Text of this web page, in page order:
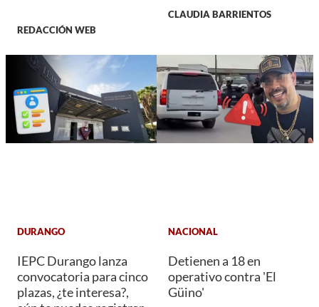
REDACCIÓN WEB
CLAUDIA BARRIENTOS
DURANGO
IEPC Durango lanza
convocatoria para cinco
plazas, ¿te interesa?,
NACIONAL
Detienen a 18 en
operativo contra 'El
Güino'